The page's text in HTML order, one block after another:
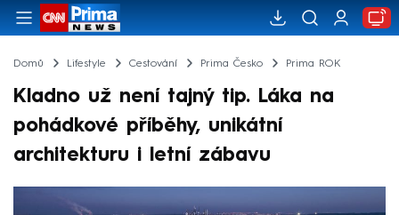
Domů Lifestyle Cestování Prima Česko Prima ROK
Kladno už není tajný tip. Láka na
pohádkové příběhy, unikátní
architekturu i letní zábavu